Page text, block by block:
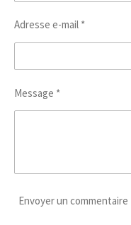
Adresse e-mail *
Message *
Envoyer un commentaire